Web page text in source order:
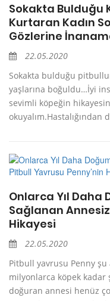
Sokakta Bulduğu
Kurtaran Kadın
Gözlerine
22.05.2020
Sokakta bulduğu
yaşlarına boğuldu…İyi
sevimli köpeğin
okuyalım.Hastalığından
Onlarca Yıl Daha
Sağlanan
Hikayesi
22.05.2020
Pitbull yavrusu Penny
milyonlarca köpek kadar
doğuran annesi henüz